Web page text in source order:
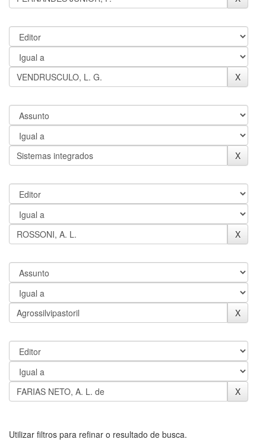
Utilizar filtros para refinar o resultado de busca.